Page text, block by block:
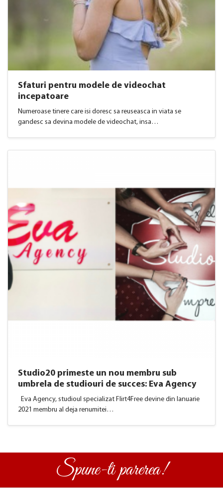
Sfaturi pentru modele de videochat
incepatoare
Numeroase tinere care isi doresc sa reuseasca in viata se
gandesc sa devina modele de videochat, insa…
Studio20 primeste un nou membru sub
umbrela de studiouri de succes: Eva Agency
Eva Agency, studioul specializat Flirt4Free devine din Ianuarie
2021 membru al deja renumitei…
Spune-ti parerea!